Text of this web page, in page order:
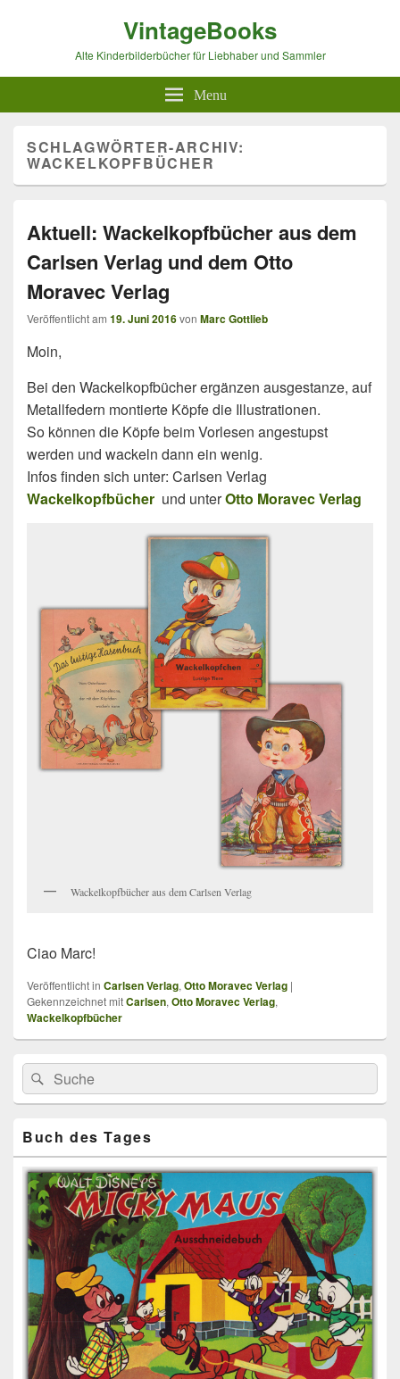
VintageBooks
Alte Kinderbilderbücher für Liebhaber und Sammler
Menu
SCHLAGWÖRTER-ARCHIV:
WACKELKOPFBÜCHER
Aktuell: Wackelkopfbücher aus dem
Carlsen Verlag und dem Otto
Moravec Verlag
Veröffentlicht am 19. Juni 2016von Marc Gottlieb
Moin,
Bei den Wackelkopfbücher ergänzen ausgestanze, auf
Metallfedern montierte Köpfe die Illustrationen.
So können die Köpfe beim Vorlesen angestupst
werden und wackeln dann ein wenig.
Infos finden sich unter: Carlsen Verlag
Wackelkopfbücher und unterOtto Moravec Verlag
Wackelkopfbücher aus dem Carlsen Verlag
Ciao Marc!
Veröffentlicht in Carlsen Verlag, Otto Moravec Verlag |
Gekennzeichnet mitCarlsen, Otto Moravec Verlag,
Wackelkopfbücher
Primärer
Seitenleisten
Widget-
Bereich
Search
for:
Suche
Buch des Tages